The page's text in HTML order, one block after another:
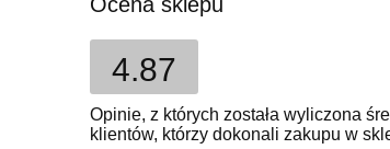
4.87
Opinie, z których została wyliczona
klientów, którzy dokonali zakupu w